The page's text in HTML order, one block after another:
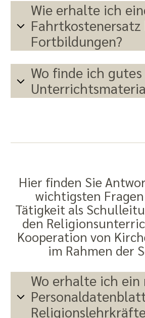
Wie erhalte ich
Fahrtkostenersatz
Fortbildungen?
Wo finde ich gutes
Hier finden Sie
wichtigsten
Tätigkeit als
den
Kooperation von
im Rahmen der
Wo erhalte ich ein